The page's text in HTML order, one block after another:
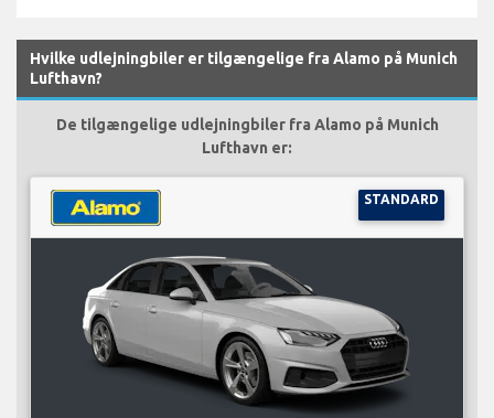
Hvilke udlejningbiler er tilgængelige fra Alamo på Munich
Lufthavn?
De tilgængelige udlejningbiler fra Alamo på Munich
Lufthavn er:
STANDARD